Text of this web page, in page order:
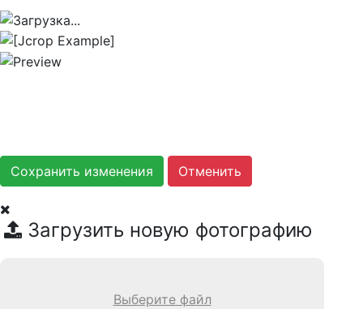
Сохранить изменения
Загрузить новую фотографию
Выберите файл